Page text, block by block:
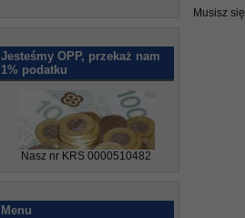
Jesteśmy OPP, przekaż nam
1% podatku
Nasz nr KRS 0000510482
Menu
Musisz się